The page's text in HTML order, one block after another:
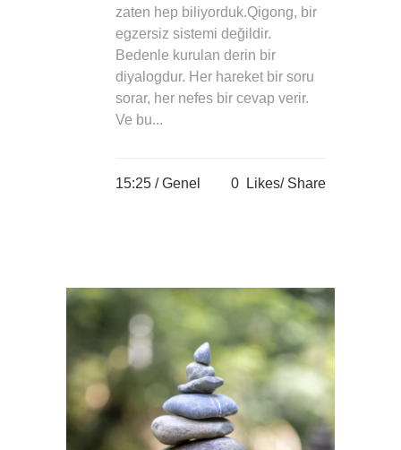
zaten hep biliyorduk.Qigong, bir
egzersiz sistemi değildir.
Bedenle kurulan derin bir
diyalogdur. Her hareket bir soru
sorar, her nefes bir cevap verir.
Ve bu...
15:25 /Genel 0 Likes Share